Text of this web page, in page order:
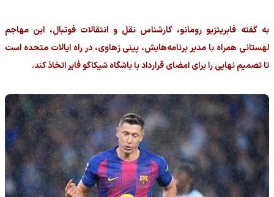
به گفته فابریتزیو رومانو، کارشناس نقل و انتقالات فوتبال، این مهاجم
لهستانی همراه با مدیر برنامه‌هایش، پینی زهاوی، در راه ایالات متحده است
تا تصمیم نهایی را برای امضای قرارداد با باشگاه شیکاگو فایر اتخاذ کند.